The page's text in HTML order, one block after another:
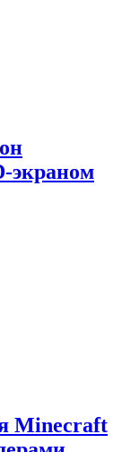
экраном
Minecraft